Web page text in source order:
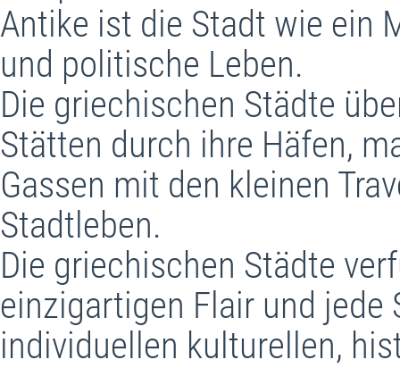
Antike ist die Stadt wie ein
und politische Leben.
Die griechischen Städte
Stätten durch ihre Häfen,
Gassen mit den kleinen
Stadtleben.
Die griechischen Städte
einzigartigen Flair und
individuellen kulturellen,